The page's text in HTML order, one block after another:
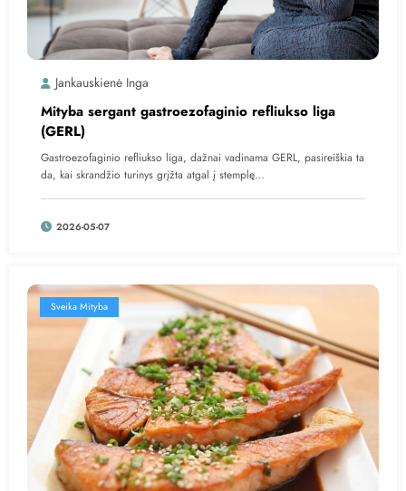
Jankauskienė Inga
Mityba sergant gastroezofaginio refliukso liga
(GERL)
Gastroezofaginio refliukso liga, dažnai vadinama GERL, pasireiškia ta
da, kai skrandžio turinys grįžta atgal į stemplę…
2026-05-07
Sveika Mityba